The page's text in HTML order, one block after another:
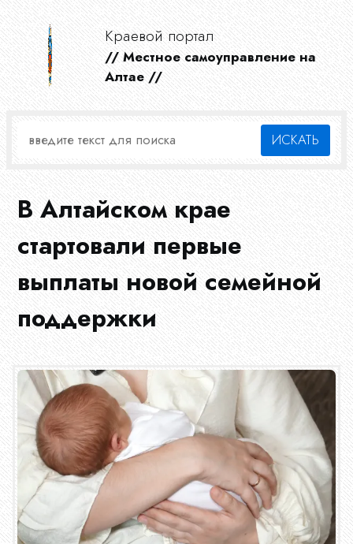
Краевой портал
// Местное самоуправление на
Алтае //
В Алтайском крае
стартовали первые
выплаты новой семейной
поддержки